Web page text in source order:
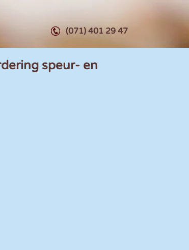
(071) 401 29 47
speur- en